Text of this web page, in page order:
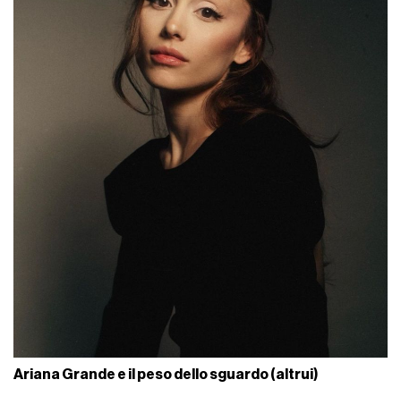
Ariana Grande e il peso dello sguardo (altrui)